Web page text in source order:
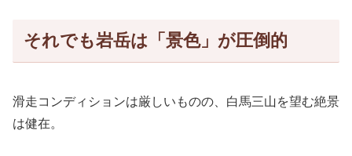
それでも岩岳は「景色」が圧倒的
滑走コンディションは厳しいものの、白馬三山を望む絶景
は健在。